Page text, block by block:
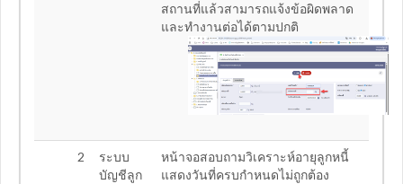
สถานที่แล้วสามารถแจ้งข้อผิดพลาด
และทำงานต่อได้ตามปกติ
2
ระบบ
บัญชีลูก
หน้าจอสอบถามวิเคราะห์อายุลูกหนี้
แสดงวันที่ครบกำหนดไม่ถูกต้อง